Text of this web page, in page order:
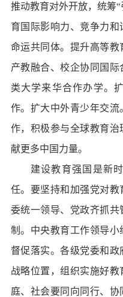
推动教育对外开放，统筹
育国际影响力、竞争力
命运共同体。提升高等
产教融合、校企协同国
类大学来华合作办学。
作。扩大中外青少年交
作，积极参与全球教育
献更多中国力量。
建设教育强国是新时
任。要坚持和加强党对
委统一领导、党政齐抓
制。中央教育工作领导小
督促落实。各级党委和
战略位置，组织实施好
庭、社会要同向同行、